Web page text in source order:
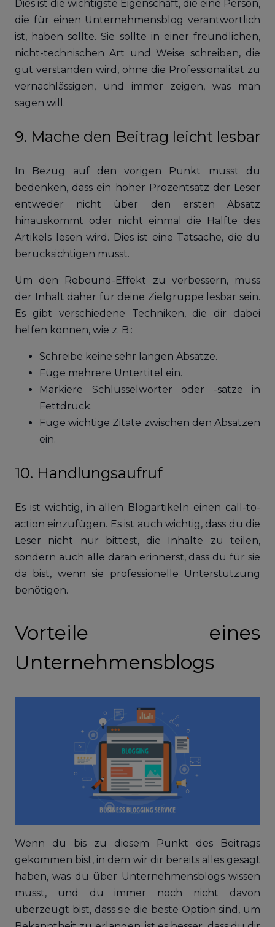
Dies ist die wichtigste Eigenschaft, die eine Person,
die für einen Unternehmensblog verantwortlich
ist, haben sollte. Sie sollte in einer freundlichen,
nicht-technischen Art und Weise schreiben, die
gut verstanden wird, ohne die Professionalität zu
vernachlässigen, und immer zeigen, was man
sagen will.
9. Mache den Beitrag leicht lesbar
In Bezug auf den vorigen Punkt musst du
bedenken, dass ein hoher Prozentsatz der Leser
entweder nicht über den ersten Absatz
hinauskommt oder nicht einmal die Hälfte des
Artikels lesen wird. Dies ist eine Tatsache, die du
berücksichtigen musst.
Um den Rebound-Effekt zu verbessern, muss
der Inhalt daher für deine Zielgruppe lesbar sein.
Es gibt verschiedene Techniken, die dir dabei
helfen können, wie z. B.:
Schreibe keine sehr langen Absätze.
Füge mehrere Untertitel ein.
Markiere Schlüsselwörter oder -sätze in
Fettdruck.
Füge wichtige Zitate zwischen den Absätzen
ein.
10. Handlungsaufruf
Es ist wichtig, in allen Blogartikeln einen call-to-
action einzufügen. Es ist auch wichtig, dass du die
Leser nicht nur bittest, die Inhalte zu teilen,
sondern auch alle daran erinnerst, dass du für sie
da bist, wenn sie professionelle Unterstützung
benötigen.
Vorteile eines
Unternehmensblogs
Wenn du bis zu diesem Punkt des Beitrags
gekommen bist, in dem wir dir bereits alles gesagt
haben, was du über Unternehmensblogs wissen
musst, und du immer noch nicht davon
überzeugt bist, dass sie die beste Option sind, um